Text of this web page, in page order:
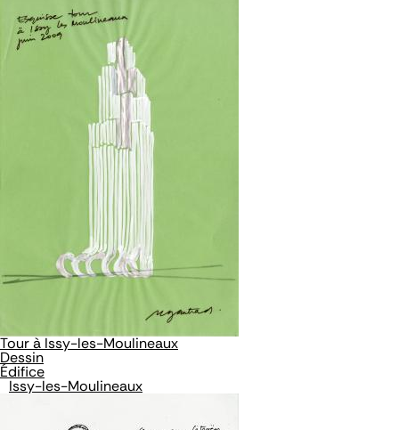
Tour à Issy-les-Moulineaux
Dessin
Édifice
Issy-les-Moulineaux